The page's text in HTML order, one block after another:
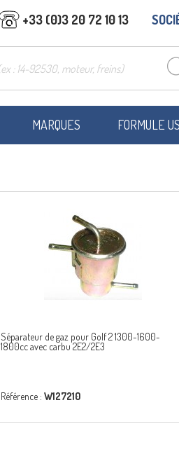
+33 (0)3 20 72 10 13
MARQUES FORMULE US
Séparateur de gaz pour Golf 2 1300-1600-
1800cc avec carbu 2E2/2E3
Référence : W127210